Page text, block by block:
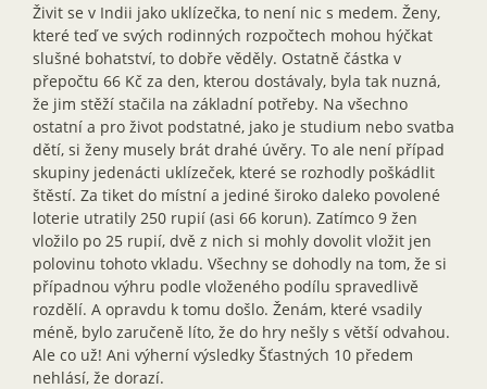
Živit se v Indii jako uklízečka, to není nic s medem. Ženy,
které teď ve svých rodinných rozpočtech mohou hýčkat
slušné bohatství, to dobře věděly. Ostatně částka v
přepočtu 66 Kč za den, kterou dostávaly, byla tak nuzná,
že jim stěží stačila na základní potřeby. Na všechno
ostatní a pro život podstatné, jako je studium nebo svatba
dětí, si ženy musely brát drahé úvěry. To ale není případ
skupiny jedenácti uklízeček, které se rozhodly poškádlit
štěstí. Za tiket do místní a jediné široko daleko povolené
loterie utratily 250 rupií (asi 66 korun). Zatímco 9 žen
vložilo po 25 rupií, dvě z nich si mohly dovolit vložit jen
polovinu tohoto vkladu. Všechny se dohodly na tom, že si
případnou výhru podle vloženého podílu spravedlivě
rozdělí. A opravdu k tomu došlo. Ženám, které vsadily
méně, bylo zaručeně líto, že do hry nešly s větší odvahou.
Ale co už! Ani výherní výsledky Šťastných 10 předem
nehlásí, že dorazí.